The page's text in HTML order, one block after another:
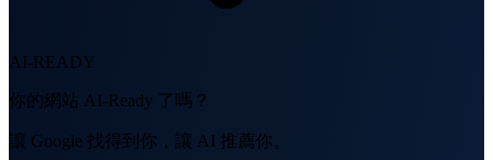
AI-READY
你的網站 AI-Ready 了嗎？
讓 Google 找得到你，讓 AI 推薦你。